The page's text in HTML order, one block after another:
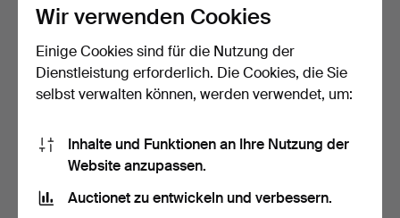
NAS-SERVER, QNAP TS-
x73A TS-673A-8G Server…
30 Gebote
NAS-SERVER, 2 Stk.,
Wir verwenden Cookies
Einige Cookies sind für die Nutzung der
Dienstleistung erforderlich. Die Cookies, die Sie
selbst verwalten können, werden verwendet, um:
Inhalte und Funktionen an Ihre Nutzung der
Website anzupassen.
Auctionet zu entwickeln und verbessern.